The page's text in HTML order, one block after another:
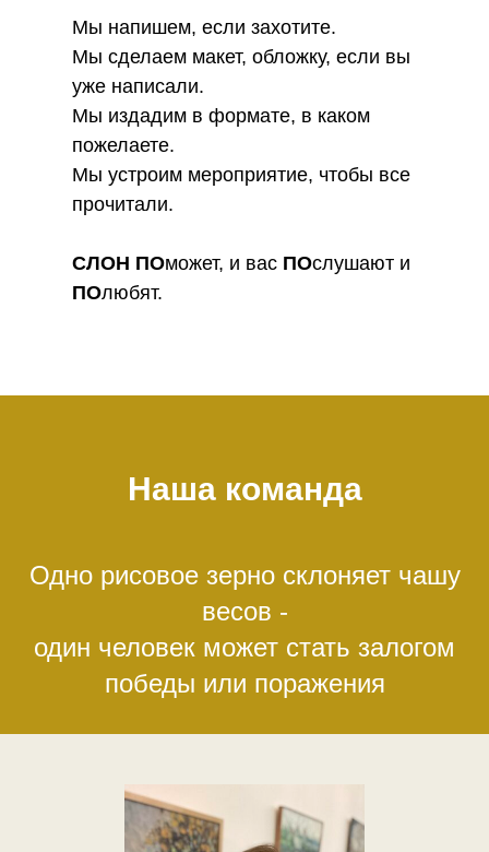
Мы напишем, если захотите.
Мы сделаем макет, обложку, если вы
уже написали.
Мы издадим в формате, в каком
пожелаете.
Мы устроим мероприятие, чтобы все
прочитали.
СЛОН ПОможет, и вас ПОслушают и
ПОлюбят.
Наша команда
Одно рисовое зерно склоняет чашу
весов -
один человек может стать залогом
победы или поражения